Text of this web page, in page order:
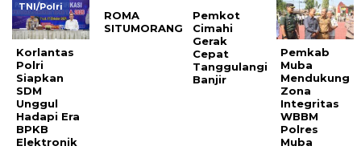
TNI/Polri
Korlantas
Polri
Siapkan
SDM
Unggul
Hadapi Era
BPKB
Elektronik
ROMA
SITUMORANG
Pemkot
Cimahi
Gerak
Cepat
Tanggulangi
Banjir
Pemkab
Muba
Mendukung
Zona
Integritas
WBBM
Polres
Muba